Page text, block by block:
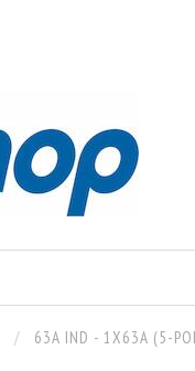
63A IND - 1X63A (5-